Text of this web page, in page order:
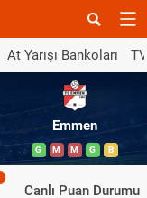
At Yarışı Bankoları
Emmen
G M M G B
Canlı Puan Durumu